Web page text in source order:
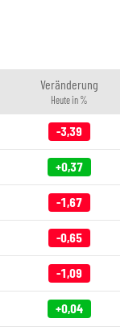
Veränderung
Heute in %
-3,39
+0,37
-1,67
-0,65
-1,09
+0,04